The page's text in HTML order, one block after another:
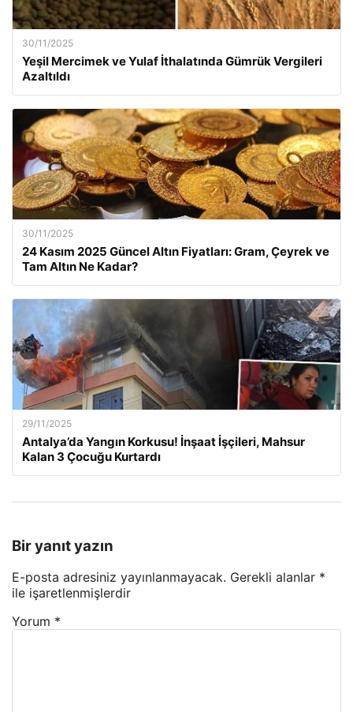
30/11/2025
Yeşil Mercimek ve Yulaf İthalatında Gümrük Vergileri
Azaltıldı
30/11/2025
24 Kasım 2025 Güncel Altın Fiyatları: Gram, Çeyrek ve
Tam Altın Ne Kadar?
29/11/2025
Antalya’da Yangın Korkusu! İnşaat İşçileri, Mahsur
Kalan 3 Çocuğu Kurtardı
Bir yanıt yazın
E-posta adresiniz yayınlanmayacak. Gerekli alanlar *
ile işaretlenmişlerdir
Yorum *